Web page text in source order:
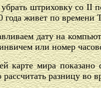
штриховку со II
года живет по
дату на
или номер
мира показано
рассчитать разницу